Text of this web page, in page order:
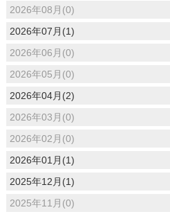
2026年08月(0)
2026年07月(1)
2026年06月(0)
2026年05月(0)
2026年04月(2)
2026年03月(0)
2026年02月(0)
2026年01月(1)
2025年12月(1)
2025年11月(0)